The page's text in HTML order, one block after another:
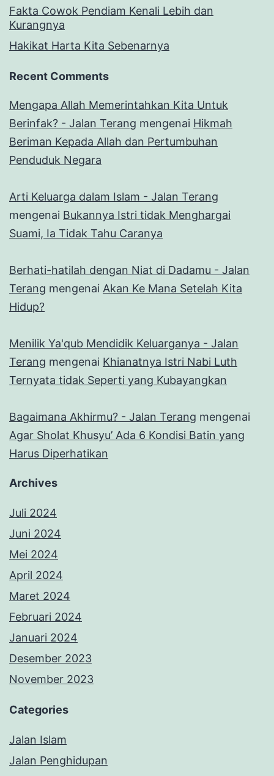
Fakta Cowok Pendiam Kenali Lebih dan
Kurangnya
Hakikat Harta Kita Sebenarnya
Recent Comments
Mengapa Allah Memerintahkan Kita Untuk
Berinfak? - Jalan Terang mengenai Hikmah
Beriman Kepada Allah dan Pertumbuhan
Penduduk Negara
Arti Keluarga dalam Islam - Jalan Terang
mengenai Bukannya Istri tidak Menghargai
Suami, Ia Tidak Tahu Caranya
Berhati-hatilah dengan Niat di Dadamu - Jalan
Terang mengenai Akan Ke Mana Setelah Kita
Hidup?
Menilik Ya'qub Mendidik Keluarganya - Jalan
Terang mengenai Khianatnya Istri Nabi Luth
Ternyata tidak Seperti yang Kubayangkan
Bagaimana Akhirmu? - Jalan Terang mengenai
Agar Sholat Khusyu’ Ada 6 Kondisi Batin yang
Harus Diperhatikan
Archives
Juli 2024
Juni 2024
Mei 2024
April 2024
Maret 2024
Februari 2024
Januari 2024
Desember 2023
November 2023
Categories
Jalan Islam
Jalan Penghidupan